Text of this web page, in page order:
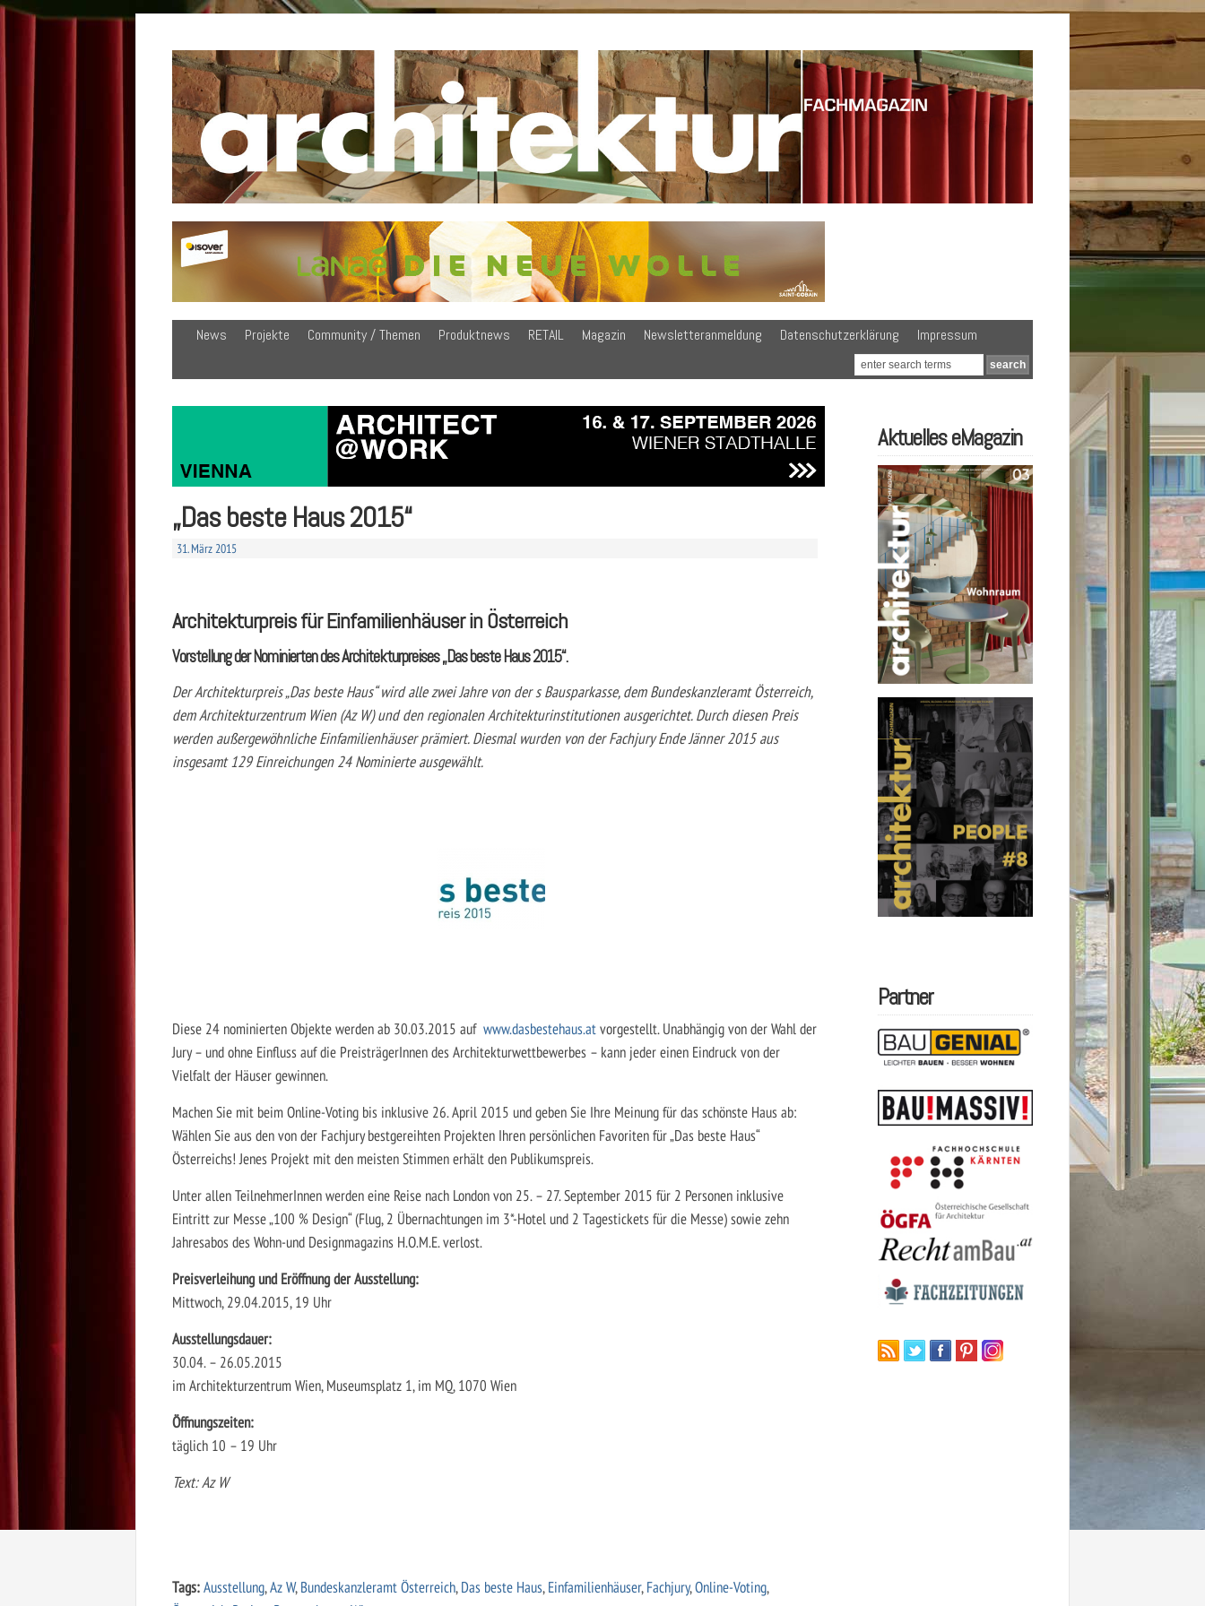
News Projekte Community / Themen Produktnews RETAIL Magazin Newsletteranmeldung Datenschutzerklärung Impressum
„Das beste Haus 2015“
31. März 2015
Architekturpreis für Einfamilienhäuser in Österreich
Vorstellung der Nominierten des Architekturpreises „Das beste Haus 2015“.
Der Architekturpreis „Das beste Haus“ wird alle zwei Jahre von der s Bausparkasse, dem Bundeskanzleramt Österreich,
dem Architekturzentrum Wien (Az W) und den regionalen Architekturinstitutionen ausgerichtet. Durch diesen Preis
werden außergewöhnliche Einfamilienhäuser prämiert. Diesmal wurden von der Fachjury Ende Jänner 2015 aus
insgesamt 129 Einreichungen 24 Nominierte ausgewählt.
Diese 24 nominierten Objekte werden ab 30.03.2015 auf www.dasbestehaus.atvorgestellt. Unabhängig von der Wahl der
Jury – und ohne Einfluss auf die PreisträgerInnen des Architekturwettbewerbes – kann jeder einen Eindruck von der
Vielfalt der Häuser gewinnen.
Machen Sie mit beim Online-Voting bis inklusive 26. April 2015 und geben Sie Ihre Meinung für das schönste Haus ab:
Wählen Sie aus den von der Fachjury bestgereihten Projekten Ihren persönlichen Favoriten für „Das beste Haus“
Österreichs! Jenes Projekt mit den meisten Stimmen erhält den Publikumspreis.
Unter allen TeilnehmerInnen werden eine Reise nach London von 25. – 27. September 2015 für 2 Personen inklusive
Eintritt zur Messe „100 % Design“ (Flug, 2 Übernachtungen im 3*-Hotel und 2 Tagestickets für die Messe) sowie zehn
Jahresabos des Wohn-und Designmagazins H.O.M.E. verlost.
Preisverleihung und Eröffnung der Ausstellung:
Mittwoch, 29.04.2015, 19 Uhr
Ausstellungsdauer:
30.04. – 26.05.2015
im Architekturzentrum Wien, Museumsplatz 1, im MQ, 1070 Wien
Öffnungszeiten:
täglich 10 – 19 Uhr
Text:Az W
Tags:Ausstellung,Az W,Bundeskanzleramt Österreich,Das beste Haus,Einfamilienhäuser,Fachjury,Online-Voting,
Aktuelles eMagazin
Partner